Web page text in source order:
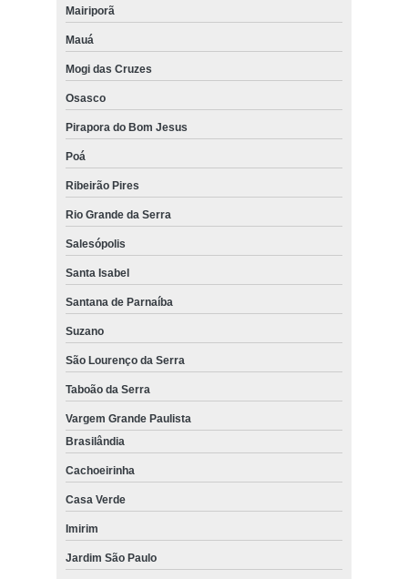
Mairiporã
Mauá
Mogi das Cruzes
Osasco
Pirapora do Bom Jesus
Poá
Ribeirão Pires
Rio Grande da Serra
Salesópolis
Santa Isabel
Santana de Parnaíba
Suzano
São Lourenço da Serra
Taboão da Serra
Vargem Grande Paulista
Brasilândia
Cachoeirinha
Casa Verde
Imirim
Jardim São Paulo